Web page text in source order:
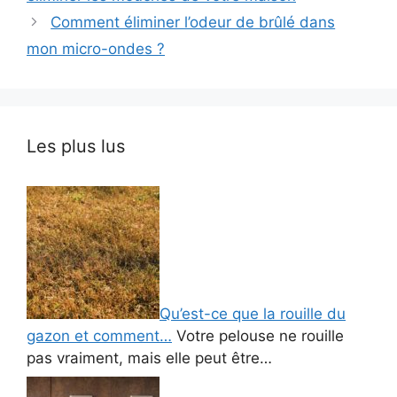
Comment éliminer l’odeur de brûlé dans
mon micro-ondes ?
Les plus lus
Qu’est-ce que la rouille du
gazon et comment… Votre pelouse ne rouille
pas vraiment, mais elle peut être…